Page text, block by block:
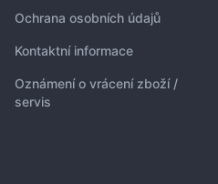
Ochrana osobních údajů
Kontaktní informace
Oznámení o vrácení zboží /
servis